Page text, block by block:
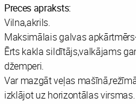
Preces apraksts:
Vilna,akrils.
Maksimālais galvas
Ērts kakla sildītājs,valkājams
džemperi.
Var mazgāt veļas
izklājot uz horizontālas virsmas.